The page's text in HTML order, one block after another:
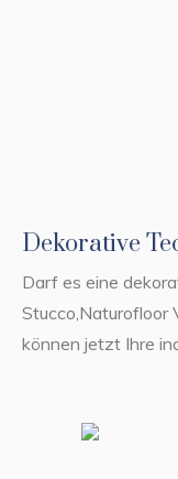
Dekorative
Darf es eine
Stucco,Naturofloor
können jetzt Ihre